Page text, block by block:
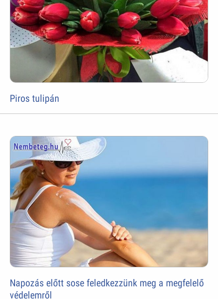
Piros tulipán
Napozás előtt sose feledkezzünk meg a megfelelő
védelemről